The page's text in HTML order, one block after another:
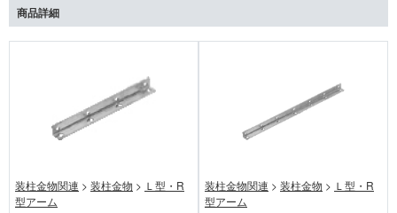
商品詳細
装柱金物関連 > 装柱金物 > Ｌ型・R
型アーム
装柱金物関連 > 装柱金物 > Ｌ型・R
型アーム